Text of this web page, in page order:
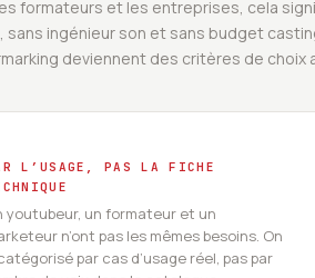
formateurs et les entreprises, cela
ingénieur son et sans budget
deviennent des critères de choix
L’USAGE, PAS LA FICHE
youtubeur, un formateur et un
n’ont pas les mêmes besoins. On
par cas d’usage réel, pas par